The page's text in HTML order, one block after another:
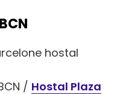
/ Hostal Plaza